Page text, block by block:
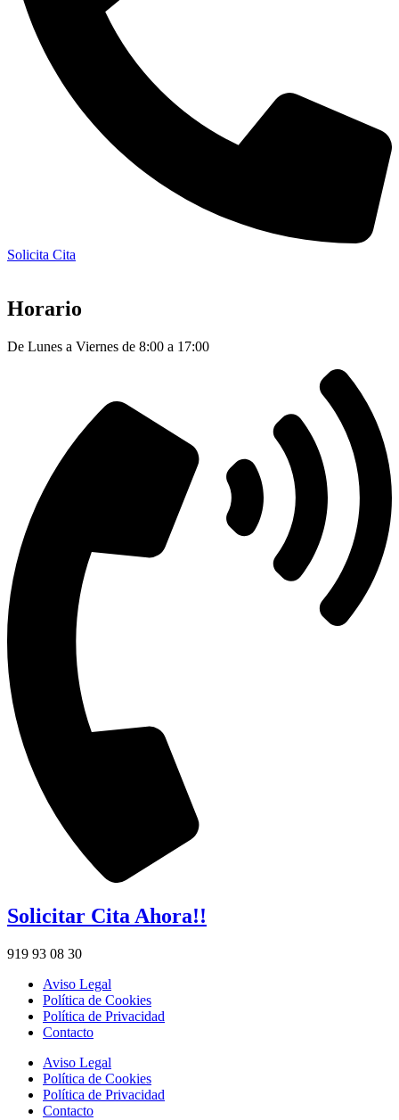
Solicita Cita
Horario
De Lunes a Viernes de 8:00 a 17:00
Solicitar Cita Ahora!!
919 93 08 30
Aviso Legal
Política de Cookies
Política de Privacidad
Contacto
Aviso Legal
Política de Cookies
Política de Privacidad
Contacto